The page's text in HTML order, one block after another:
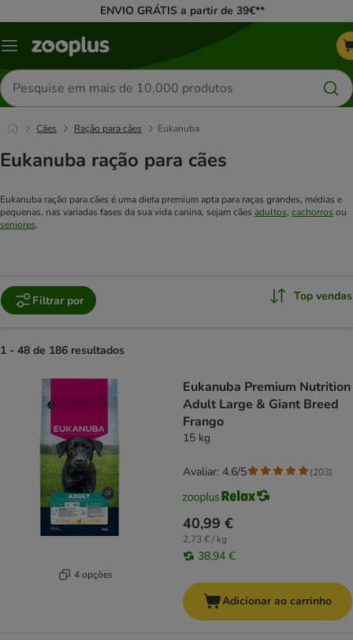
ENVIO GRÁTIS a partir de 39€**
Menu
Pesquisar
produtos
Cães Ração para cães Eukanuba
Eukanuba ração para cães
Eukanuba ração para cães é uma dieta premium apta para raças grandes, médias e
pequenas, nas variadas fases da sua vida canina, sejam cães adultos, cachorros ou
seniores.
Filtrar por Top vendas
1 - 48 de 186 resultados
4 opções
Eukanuba Premium Nutrition
Adult Large & Giant Breed
Frango
15 kg
40,99 €
2,73 € / kg
38,94 €
Avaliar: 4.6/5 (203)
Adicionar ao carrinho